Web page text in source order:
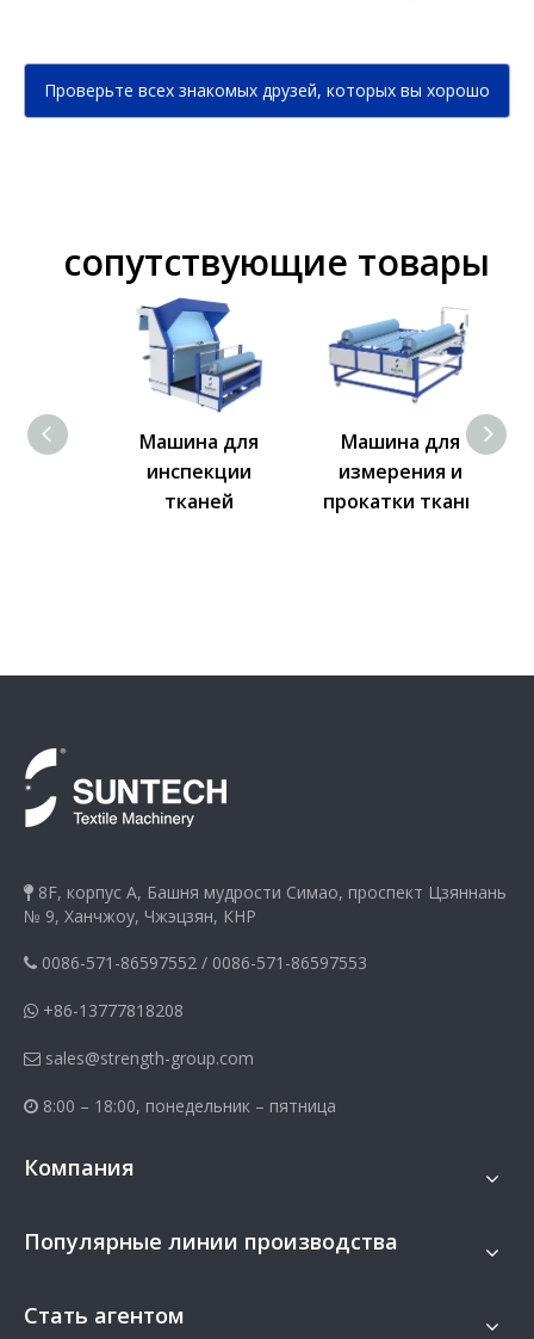
Проверьте всех знакомых друзей, которых вы хорошо
сопутствующие товары
Машина для
инспекции
тканей
Машина для
измерения и
прокатки ткани
 8F, корпус A, Башня мудрости Симао, проспект Цзяннань
№ 9, Ханчжоу, Чжэцзян, КНР
 0086-571-86597552 / 0086-571-86597553
 +86-13777818208
 sales@strength-group.com
 8:00 – 18:00, понедельник – пятница
Компания
Популярные линии производства
Стать агентом